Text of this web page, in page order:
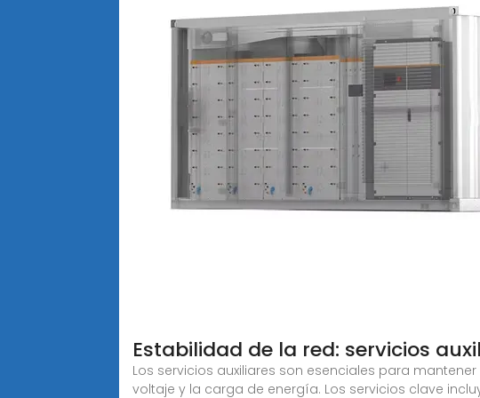
Estabilidad de la red: servicios
Los servicios auxiliares son esenciales para
voltaje y la carga de energía. Los servicios clave